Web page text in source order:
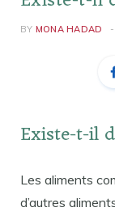
BY MONA HADAD
Existe-t-il
Les aliments
d’autres